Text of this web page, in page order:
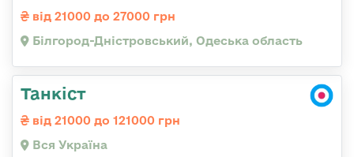
від 21000 до 27000 грн
Білгород-Дністровський, Одеська область
Танкіст
від 21000 до 121000 грн
Вся Україна